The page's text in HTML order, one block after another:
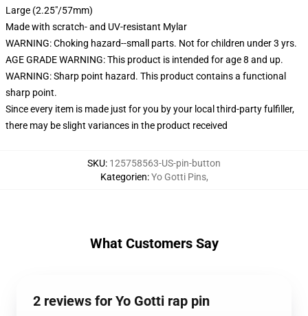
Large (2.25"/57mm)
Made with scratch- and UV-resistant Mylar
WARNING: Choking hazard--small parts. Not for children under 3 yrs.
AGE GRADE WARNING: This product is intended for age 8 and up.
WARNING: Sharp point hazard. This product contains a functional
sharp point.
Since every item is made just for you by your local third-party fulfiller,
there may be slight variances in the product received
SKU: 125758563-US-pin-button
Kategorien:Yo Gotti Pins,
What Customers Say
2 reviews for Yo Gotti rap pin